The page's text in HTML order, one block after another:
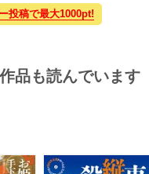
投稿で最大1000pt!
品も読んでいます